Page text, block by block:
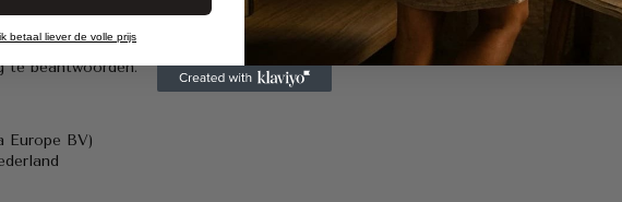
te beantwoorden.
Europe BV)
betaal liever de volle prijs